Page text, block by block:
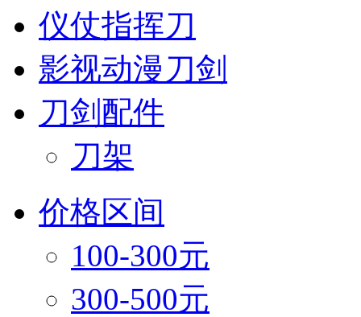
仪仗指挥刀
影视动漫刀剑
刀剑配件
刀架
价格区间
100-300元
300-500元